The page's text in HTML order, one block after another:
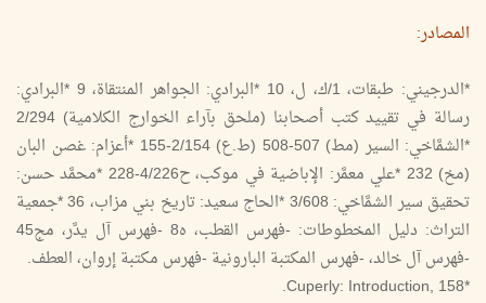
المصادر:
*الدرجيني: طبقات، 1/ك، ل، 10 *البرادي: الجواهر المنتقاة، 9 *البرادي:
رسالة في تقييد كتب أصحابنا (ملحق بآراء الخوارج الكلامية) 2/294
*الشمَّاخي: السير (مط) 507-508 (ط.ع) 2/154-155 *أعزام: غصن البان
(مخ) 232 *علي معمَّر: الإباضية في موكب، ح4/226-228 *محمَّد حسن:
تحقيق سير الشمَّاخي: 3/608 *الحاج سعيد: تاريخ بني مزاب، 36 *جمعية
التراث: دليل المخطوطات: -فهرس القطب، ه8 -فهرس آل يدَّر، مج45
-فهرس آل خالد، -فهرس المكتبة البارونية -فهرس مكتبة إروان، العطف.
*Cuperly: Introduction, 158.